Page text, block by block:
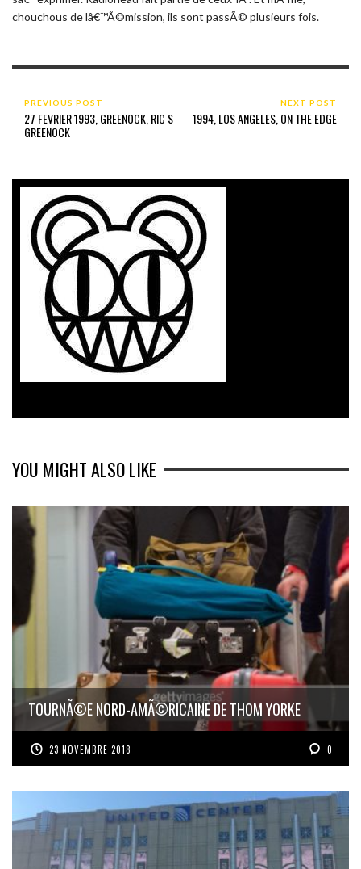
chouchous de lâ€™Ã©mission, ils sont passÃ© plusieurs fois.
PREVIOUS POST
27 FEVRIER 1993, GREENOCK, RIC S
GREENOCK
NEXT POST
1994, LOS ANGELES, ON THE EDGE
YOU MIGHT ALSO LIKE
TOURNÃ©E NORD-AMÃ©RICAINE DE THOM YORKE
23 NOVEMBRE 2018 0